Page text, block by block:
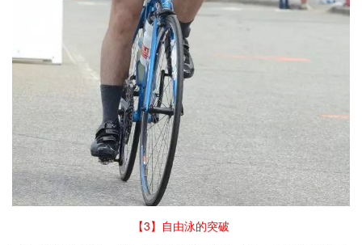
【3】自由泳的突破